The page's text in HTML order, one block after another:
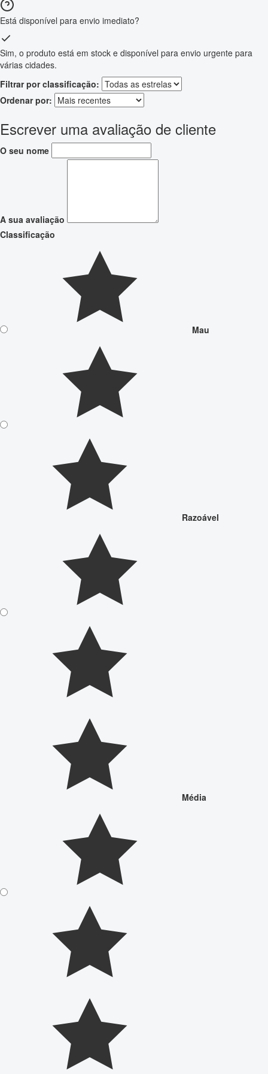
Está disponível para envio imediato?
Sim, o produto está em stock e disponível para envio urgente para
várias cidades.
Filtrar por classificação:
Ordenar por:
Escrever uma avaliação de cliente
O seu nome
A sua avaliação
Classificação
Mau
Razoável
Média